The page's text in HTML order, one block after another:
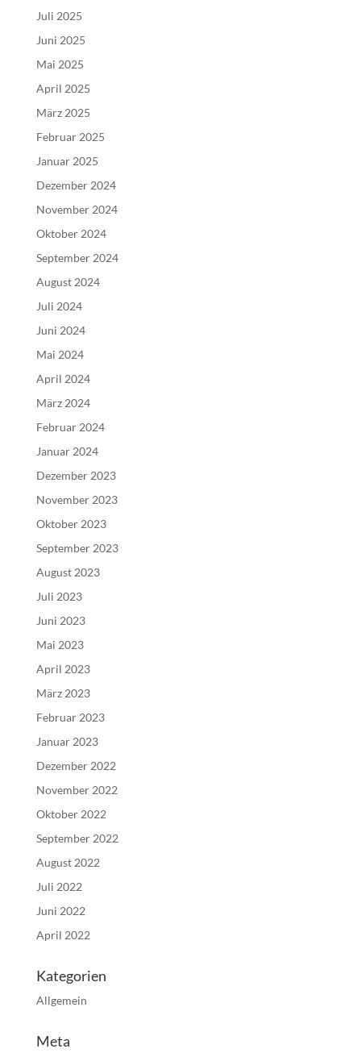
Juli 2025
Juni 2025
Mai 2025
April 2025
März 2025
Februar 2025
Januar 2025
Dezember 2024
November 2024
Oktober 2024
September 2024
August 2024
Juli 2024
Juni 2024
Mai 2024
April 2024
März 2024
Februar 2024
Januar 2024
Dezember 2023
November 2023
Oktober 2023
September 2023
August 2023
Juli 2023
Juni 2023
Mai 2023
April 2023
März 2023
Februar 2023
Januar 2023
Dezember 2022
November 2022
Oktober 2022
September 2022
August 2022
Juli 2022
Juni 2022
April 2022
Kategorien
Allgemein
Meta